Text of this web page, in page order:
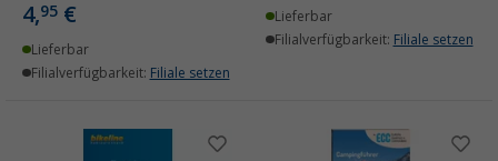
4,95 €
Lieferbar
Filialverfügbarkeit: Filiale setzen
Lieferbar
Filialverfügbarkeit: Filiale setzen